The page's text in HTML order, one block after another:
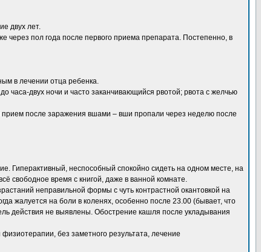
двух лет.
через пол года после первого приема препарата. Постепенно, в
в лечении отца ребенка.
двух ночи и часто заканчивающийся рвотой; рвота с желчью
после заражения вшами – вши пропали через неделю после
Гиперактивный, неспособный спокойно сидеть на одном месте, на
свободное время с книгой, даже в ванной комнате.
неправильной формы с чуть контрастной окантовкой на
жалуется на боли в коленях, особенно после 23.00 (бывает, что
действия не выявлены. Обострение кашля после укладывания
без заметного результата, лечение